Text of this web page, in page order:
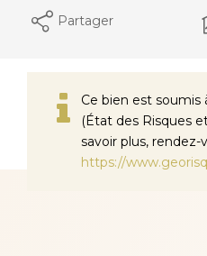
Partager
Ce bien est soumis
(État des Risques
savoir plus, rendez-
https://